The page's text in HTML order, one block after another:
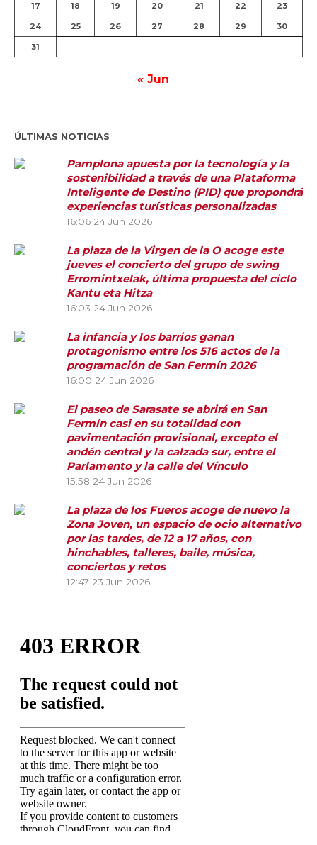
17 18 19 20 21 22 23
24 25 26 27 28 29 30
31
« Jun
ÚLTIMAS NOTICIAS
Pamplona apuesta por la tecnología y la
sostenibilidad a través de una Plataforma
Inteligente de Destino (PID) que propondrá
experiencias turísticas personalizadas
16:06 24 Jun 2026
La plaza de la Virgen de la O acoge este
jueves el concierto del grupo de swing
Erromintxelak, última propuesta del ciclo
Kantu eta Hitza
16:03 24 Jun 2026
La infancia y los barrios ganan
protagonismo entre los 516 actos de la
programación de San Fermín 2026
16:00 24 Jun 2026
El paseo de Sarasate se abrirá en San
Fermín casi en su totalidad con
pavimentación provisional, excepto el
andén central y la calzada sur, entre el
Parlamento y la calle del Vínculo
15:58 24 Jun 2026
La plaza de los Fueros acoge de nuevo la
Zona Joven, un espacio de ocio alternativo
por las tardes, de 12 a 17 años, con
hinchables, talleres, baile, música,
conciertos y retos
12:47 23 Jun 2026